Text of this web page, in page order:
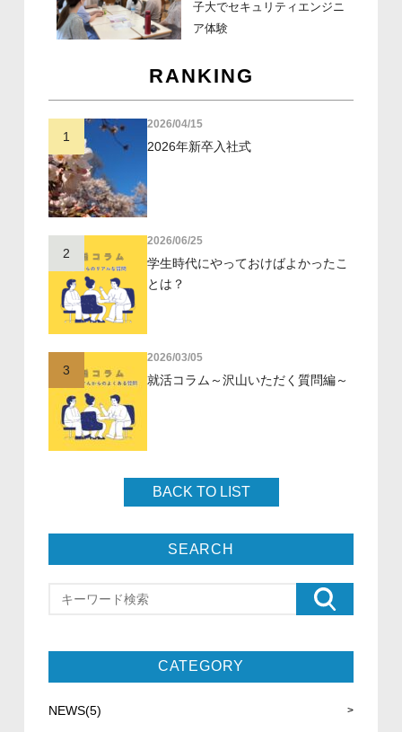
子大でセキュリティエンジニ
ア体験
RANKING
1
2026/04/15
2026年新卒入社式
2
2026/06/25
学生時代にやっておけばよかったこ
とは？
3
2026/03/05
就活コラム～沢山いただく質問編～
BACK TO LIST
SEARCH
CATEGORY
NEWS(5)